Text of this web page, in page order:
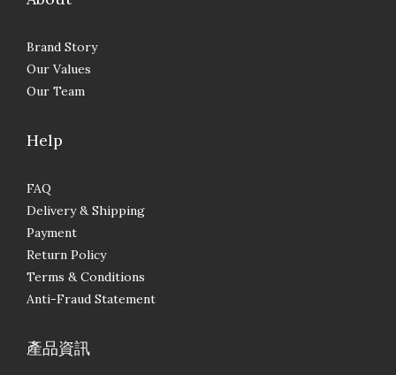
Brand Story
Our Values
Our Team
Help
FAQ
Delivery & Shipping
Payment
Return Policy
Terms & Conditions
Anti-Fraud Statement
產品資訊